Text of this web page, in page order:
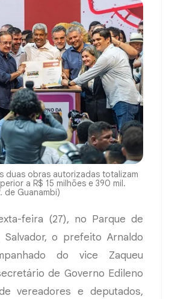
duas obras autorizadas totalizam
a R$ 15 milhões e 390 mil.
de Guanambi)
feira (27), no Parque de
Salvador, o prefeito Arnaldo
do vice Zaqueu
de Governo Edileno
vereadores e deputados,